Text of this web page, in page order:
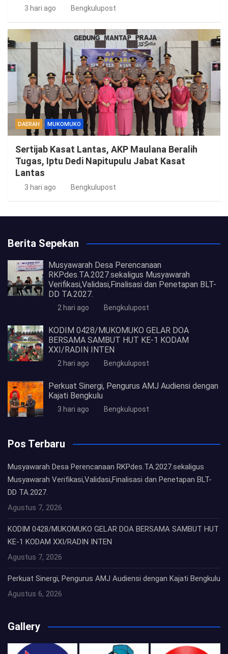
3 hari ago Bengkulupost
DAERAH MUKOMUKO
Sertijab Kasat Lantas, AKP Maulana Beralih
Tugas, Iptu Dedi Napitupulu Jabat Kasat
Lantas
3 hari ago Bengkulupost
Berita Sepekan
Musyawarah Desa Perencanaan
RKPdes.TA.2027.sekaligus Musyawarah
Verifikasi,Validasi,Finalisasi dan Penetapan BLT-
DD TA.2027.
2 hari ago Bengkulupost
KODIM 0428/MUKOMUKO GELAR DOA
BERSAMA SAMBUT HUT KE-1 KODAM
XXI/RADIN INTEN
2 hari ago Bengkulupost
Perkuat Sinergi, Pengurus AMJ Audiensi dengan
Kajati Bengkulu
3 hari ago Bengkulupost
Pos Terbaru
Musyawarah Desa Perencanaan RKPdes.TA.2027.sekaligus
Musyawarah Verifikasi,Validasi,Finalisasi dan Penetapan BLT-
DD TA.2027.
Agustus 7, 2026
KODIM 0428/MUKOMUKO GELAR DOA BERSAMA SAMBUT HUT
KE-1 KODAM XXI/RADIN INTEN
Agustus 7, 2026
Perkuat Sinergi, Pengurus AMJ Audiensi dengan Kajati Bengkulu
Agustus 6, 2026
Gallery